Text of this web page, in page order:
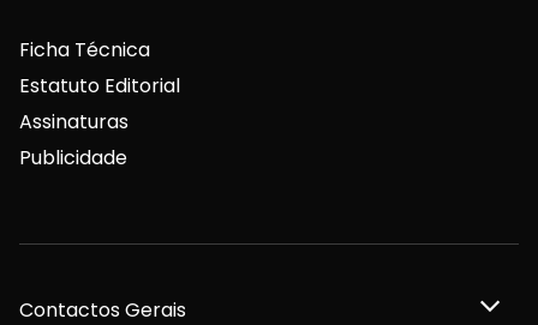
Ficha Técnica
Estatuto Editorial
Assinaturas
Publicidade
Contactos Gerais